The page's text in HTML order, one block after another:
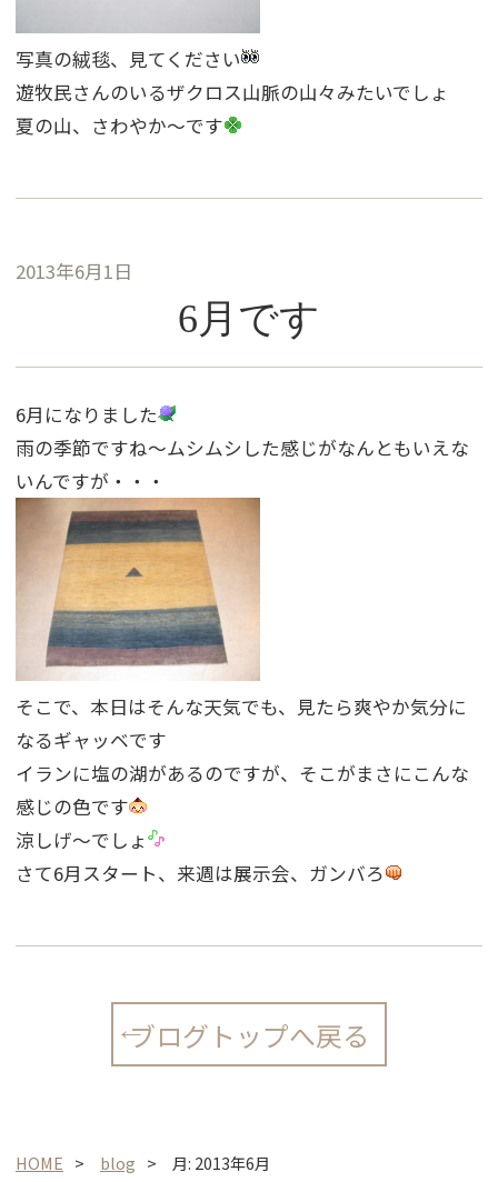
写真の絨毯、見てください
遊牧民さんのいるザクロス山脈の山々みたいでしょ
夏の山、さわやか〜です
2013年6月1日
6月です
6月になりました
雨の季節ですね〜ムシムシした感じがなんともいえな
いんですが・・・
そこで、本日はそんな天気でも、見たら爽やか気分に
なるギャッベです
イランに塩の湖があるのですが、そこがまさにこんな
感じの色です
涼しげ〜でしょ
さて6月スタート、来週は展示会、ガンバろ
ブログトップへ戻る
HOME blog 月: 2013年6月